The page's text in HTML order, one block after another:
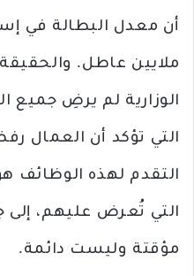
ملايين عاطل.
الوزارية لم يرضِ جميع
التي تؤكد أن العمال
التقدم لهذه
التي تُعرض عليهم،
مؤقتة وليست دائمة.